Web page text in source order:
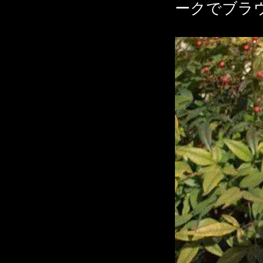
ークでブラ